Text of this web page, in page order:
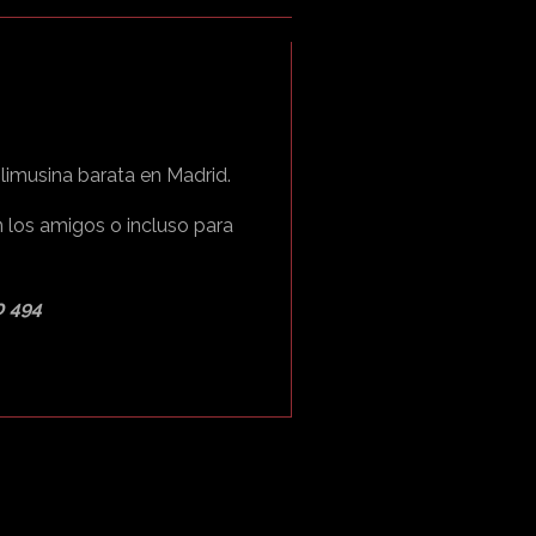
barata en Madrid.
los amigos o incluso para
494